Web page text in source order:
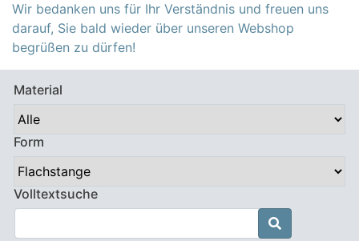
Wir bedanken uns für Ihr Verständnis und freuen uns
darauf, Sie bald wieder über unseren Webshop
begrüßen zu dürfen!
Material
Form
Volltextsuche
